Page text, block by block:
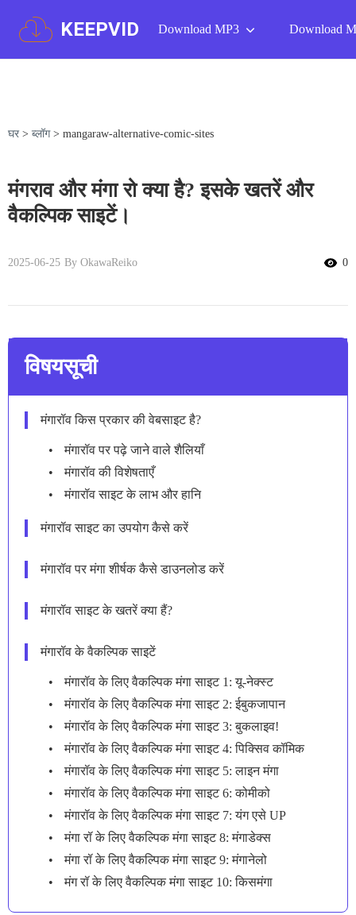
KEEPVID Download MP3 Download
घर > ब्लॉग> mangaraw-alternative-comic-sites
मंगराव और मंगा रो क्या है? इसके खतरें और
वैकल्पिक साइटें।
2025-06-25 By OkawaReiko 0
विषयसूची
मंगारॉव किस प्रकार की वेबसाइट है?
मंगारॉव पर पढ़े जाने वाले शैलियाँ
मंगारॉव की विशेषताएँ
मंगारॉव साइट के लाभ और हानि
मंगारॉव साइट का उपयोग कैसे करें
मंगारॉव पर मंगा शीर्षक कैसे डाउनलोड करें
मंगारॉव साइट के खतरें क्या हैं?
मंगारॉव के वैकल्पिक साइटें
मंगारॉव के लिए वैकल्पिक मंगा साइट 1: यू-नेक्स्ट
मंगारॉव के लिए वैकल्पिक मंगा साइट 2: ईबुकजापान
मंगारॉव के लिए वैकल्पिक मंगा साइट 3: बुकलाइव!
मंगारॉव के लिए वैकल्पिक मंगा साइट 4: पिक्सिव कॉमिक
मंगारॉव के लिए वैकल्पिक मंगा साइट 5: लाइन मंगा
मंगारॉव के लिए वैकल्पिक मंगा साइट 6: कोमीको
मंगारॉव के लिए वैकल्पिक मंगा साइट 7: यंग एसे UP
मंगा रॉ के लिए वैकल्पिक मंगा साइट 8: मंगाडेक्स
मंगा रॉ के लिए वैकल्पिक मंगा साइट 9: मंगानेलो
मंग रॉ के लिए वैकल्पिक मंगा साइट 10: किसमंगा